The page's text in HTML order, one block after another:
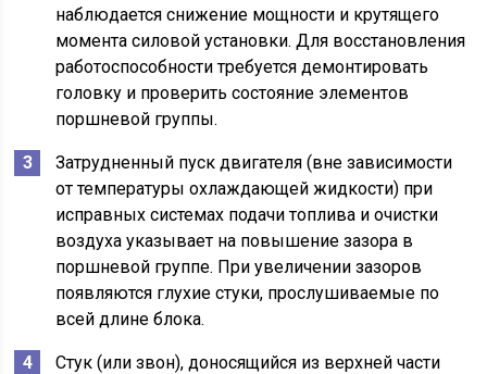
наблюдается снижение мощности и крутящего
момента силовой установки. Для восстановления
работоспособности требуется демонтировать
головку и проверить состояние элементов
поршневой группы.
Затрудненный пуск двигателя (вне зависимости
от температуры охлаждающей жидкости) при
исправных системах подачи топлива и очистки
воздуха указывает на повышение зазора в
поршневой группе. При увеличении зазоров
появляются глухие стуки, прослушиваемые по
всей длине блока.
Стук (или звон), доносящийся из верхней части